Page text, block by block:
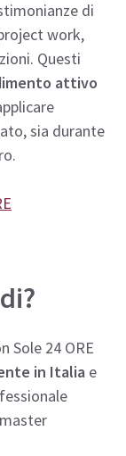
di
work,
Questi
attivo
sia durante
Sole 24 ORE
in Italia e